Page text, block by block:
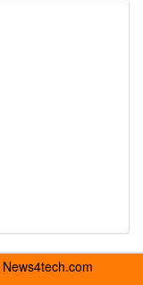
News4tech.com